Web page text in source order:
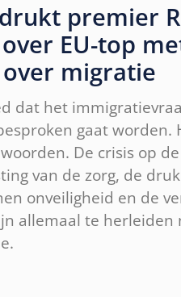
premier
EU-top
migratie
dat het
gaat
De crisis op
van de zorg, de
onveiligheid en de
allemaal te